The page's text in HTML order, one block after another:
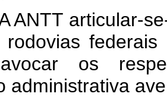
ANTT articular-
os
administrativa